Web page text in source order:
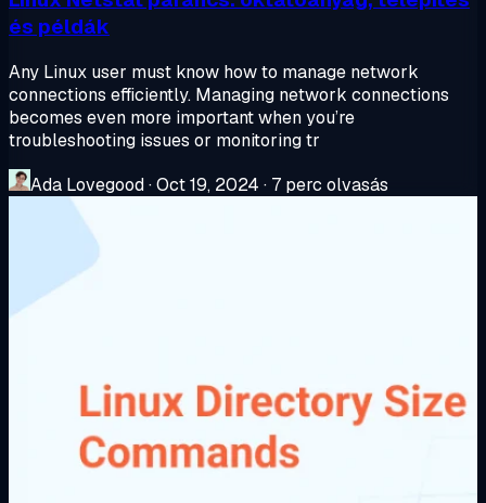
és példák
Any Linux user must know how to manage network
connections efficiently. Managing network connections
becomes even more important when you’re
troubleshooting issues or monitoring tr
Ada Lovegood·Oct 19, 2024 · 7 perc olvasás